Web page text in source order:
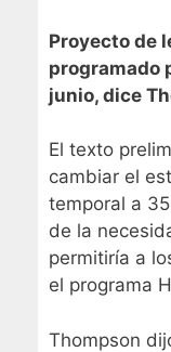
Proyecto de
programado
junio, dice
El texto
cambiar el
temporal a
de la
permitiría a
el programa
Thompson